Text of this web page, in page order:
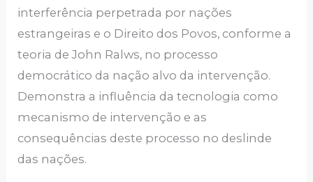
interferência perpetrada por nações
estrangeiras e o Direito dos Povos, conforme a
teoria de John Ralws, no processo
democrático da nação alvo da intervenção.
Demonstra a influência da tecnologia como
mecanismo de intervenção e as
consequências deste processo no deslinde
das nações.